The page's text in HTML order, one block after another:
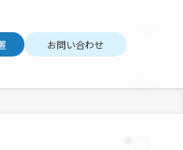
お問い合わせ